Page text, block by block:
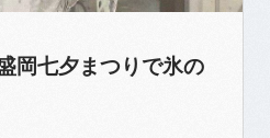
岡七夕まつりで氷の